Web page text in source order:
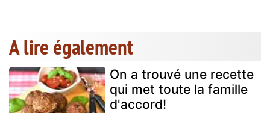
A lire également
On a trouvé une recette
qui met toute la famille
d'accord!